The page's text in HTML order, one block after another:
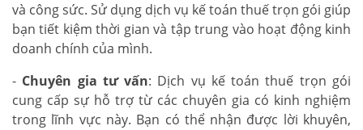
và công sức. Sử dụng dịch vụ kế toán thuế trọn gói giúp
bạn tiết kiệm thời gian và tập trung vào hoạt động kinh
doanh chính của mình.
- Chuyên gia tư vấn: Dịch vụ kế toán thuế trọn gói
cung cấp sự hỗ trợ từ các chuyên gia có kinh nghiệm
trong lĩnh vực này. Bạn có thể nhận được lời khuyên,